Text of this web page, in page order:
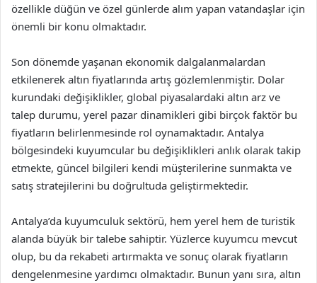
özellikle düğün ve özel günlerde alım yapan vatandaşlar için
önemli bir konu olmaktadır.
Son dönemde yaşanan ekonomik dalgalanmalardan
etkilenerek altın fiyatlarında artış gözlemlenmiştir. Dolar
kurundaki değişiklikler, global piyasalardaki altın arz ve
talep durumu, yerel pazar dinamikleri gibi birçok faktör bu
fiyatların belirlenmesinde rol oynamaktadır. Antalya
bölgesindeki kuyumcular bu değişiklikleri anlık olarak takip
etmekte, güncel bilgileri kendi müşterilerine sunmakta ve
satış stratejilerini bu doğrultuda geliştirmektedir.
Antalya’da kuyumculuk sektörü, hem yerel hem de turistik
alanda büyük bir talebe sahiptir. Yüzlerce kuyumcu mevcut
olup, bu da rekabeti artırmakta ve sonuç olarak fiyatların
dengelenmesine yardımcı olmaktadır. Bunun yanı sıra, altın